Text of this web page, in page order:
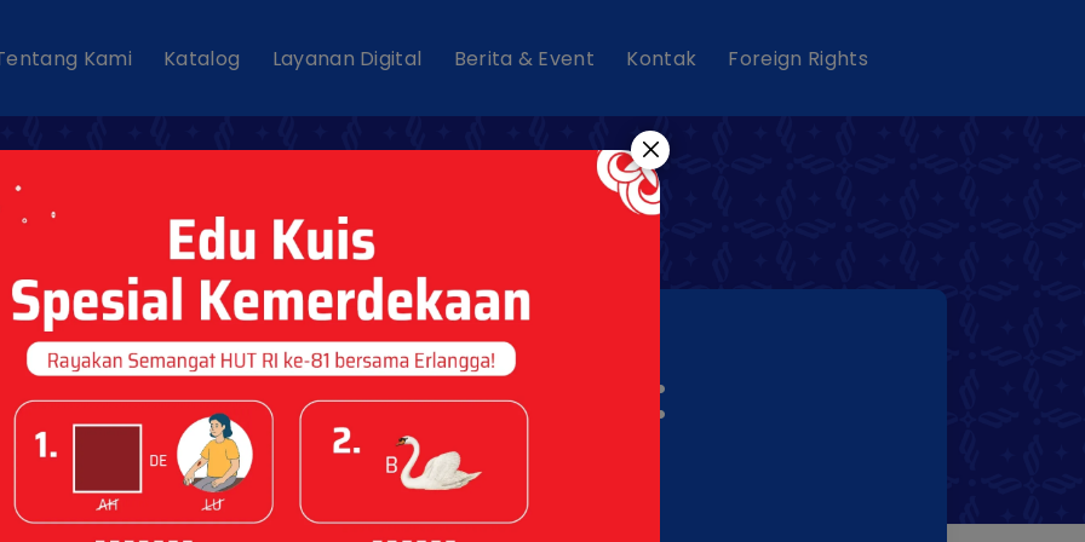
Kami Katalog Layanan Digital Berita & Event Kontak Foreign Rights
Mitos vs Fakta:
Bikin Sakit